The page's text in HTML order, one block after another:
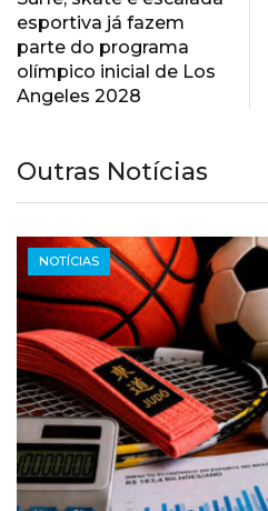
esportiva já fazem
parte do programa
olímpico inicial de Los
Angeles 2028
Outras Notícias
NOTÍCIAS